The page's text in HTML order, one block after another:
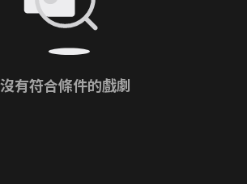
沒有符合條件的戲劇